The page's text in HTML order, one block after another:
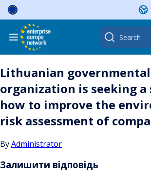
Skip
content
Search
for:
Lithuanian governmental
organization is seeking
how to improve the
risk assessment of
ByAdministrator
Залишити відповідь